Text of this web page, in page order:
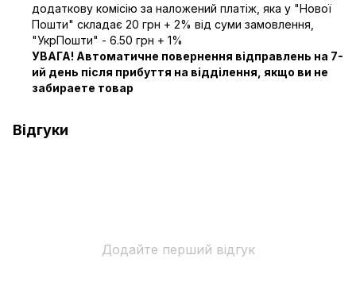
додаткову комісію за наложений платіж, яка у "Нової
Пошти" складає 20 грн + 2% від суми замовлення,
"УкрПошти" - 6.50 грн + 1%
УВАГА! Автоматичне повернення відправлень на 7-
ий день після прибуття на відділення, якщо ви не
забираете товар
Відгуки
Додайте перший відгук